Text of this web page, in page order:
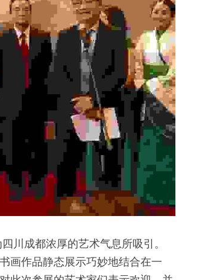
川成都浓厚的艺术气息所吸引。
画作品静态展示巧妙地结合在一